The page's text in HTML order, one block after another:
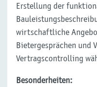
Erstellung der
wirtschaftliche
Bietergesprächen und
Vertragscontrolling
Besonderheiten: